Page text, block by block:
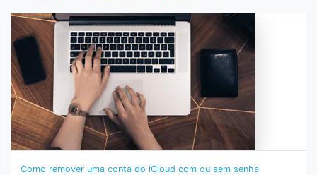
Como remover uma conta do iCloud com ou sem senha